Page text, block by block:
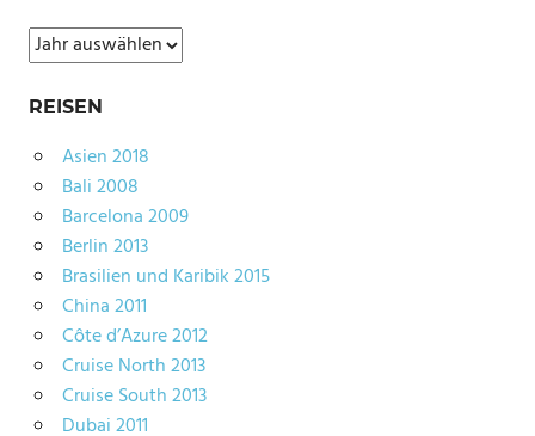
Archiv
REISEN
Asien 2018
Bali 2008
Barcelona 2009
Berlin 2013
Brasilien und Karibik 2015
China 2011
Côte d’Azure 2012
Cruise North 2013
Cruise South 2013
Dubai 2011